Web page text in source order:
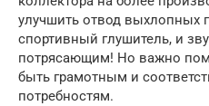
улучшить отвод выхлопных
спортивный глушитель, и
потрясающим! Но важно
быть грамотным и
потребностям.